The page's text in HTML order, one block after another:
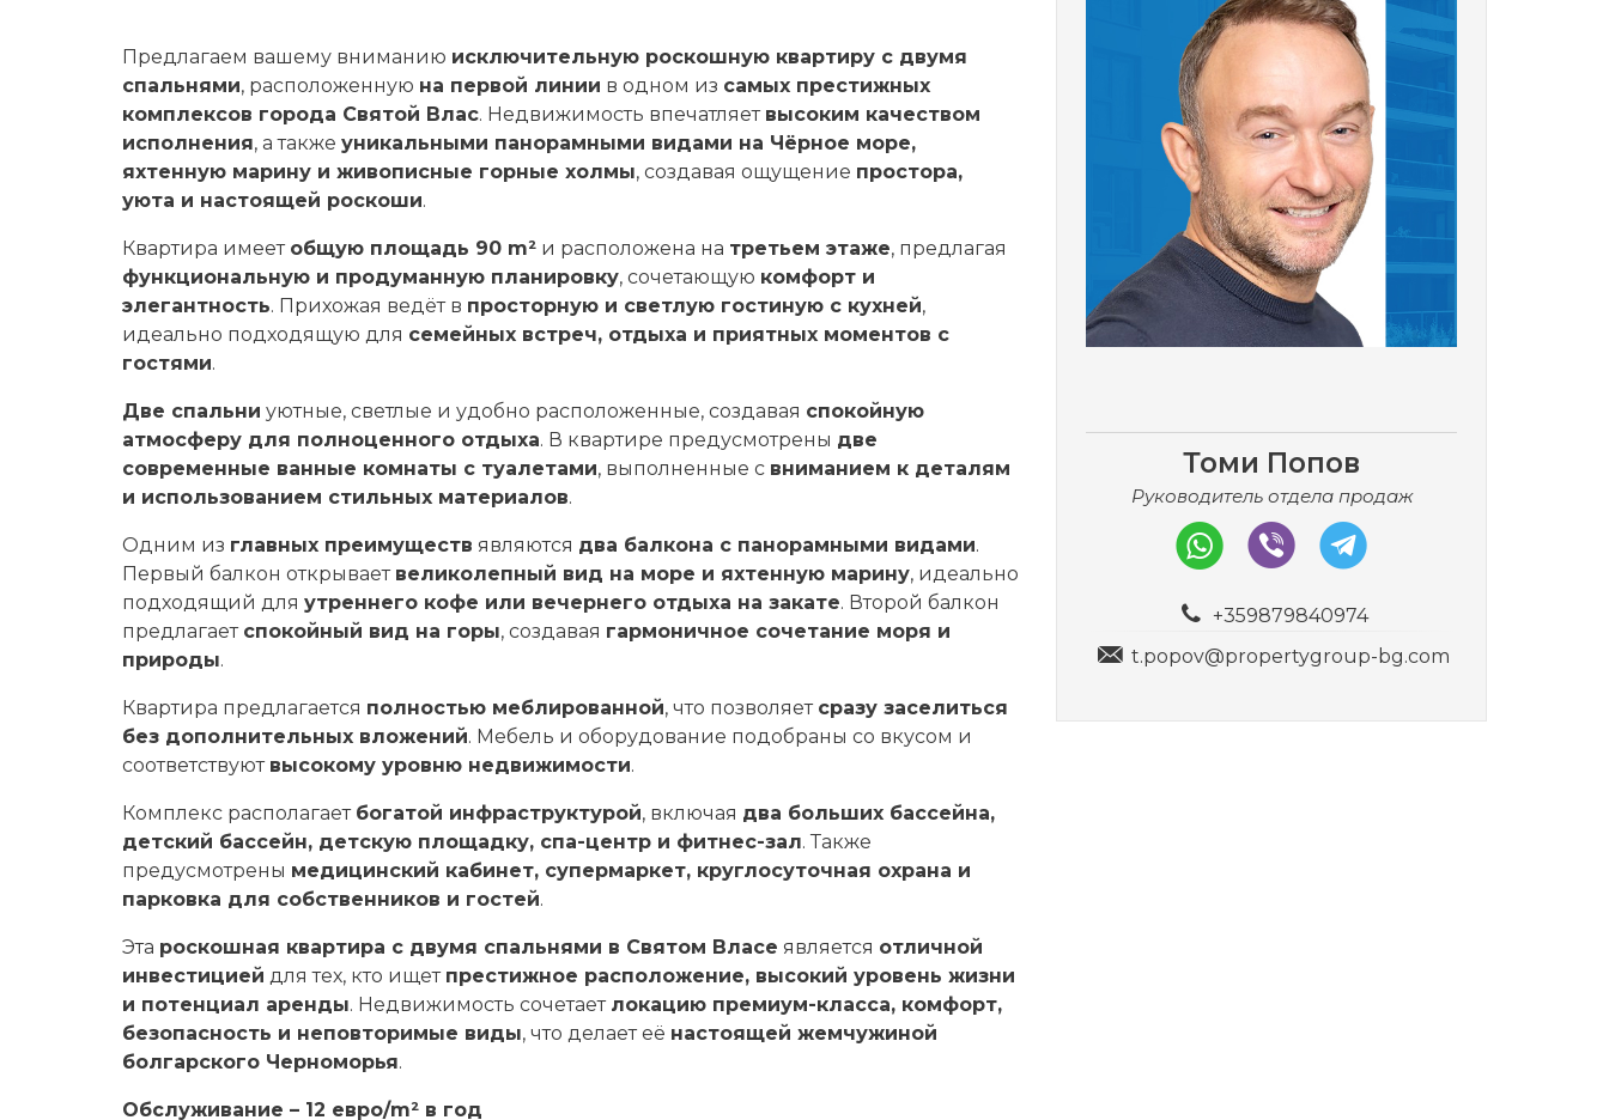
Предлагаем вашему вниманию исключительную роскошную квартиру с двумя
спальнями, расположенную на первой линии в одном из самых престижных
комплексов города Святой Влас. Недвижимость впечатляет высоким качеством
исполнения, а также уникальными панорамными видами на Чёрное море,
яхтенную марину и живописные горные холмы, создавая ощущение простора,
уюта и настоящей роскоши.
Квартира имеет общую площадь 90 m² и расположена на третьем этаже, предлагая
функциональную и продуманную планировку, сочетающую комфорт и
элегантность. Прихожая ведёт в просторную и светлую гостиную с кухней,
идеально подходящую для семейных встреч, отдыха и приятных моментов с
гостями.
Две спальни уютные, светлые и удобно расположенные, создавая спокойную
атмосферу для полноценного отдыха. В квартире предусмотрены две
современные ванные комнаты с туалетами, выполненные с вниманием к деталям
и использованием стильных материалов.
Одним из главных преимуществ являются два балкона с панорамными видами.
Первый балкон открывает великолепный вид на море и яхтенную марину, идеально
подходящий для утреннего кофе или вечернего отдыха на закате. Второй балкон
предлагает спокойный вид на горы, создавая гармоничное сочетание моря и
природы.
Квартира предлагается полностью меблированной, что позволяет сразу заселиться
без дополнительных вложений. Мебель и оборудование подобраны со вкусом и
соответствуют высокому уровню недвижимости.
Комплекс располагает богатой инфраструктурой, включая два больших бассейна,
детский бассейн, детскую площадку, спа-центр и фитнес-зал. Также
предусмотрены медицинский кабинет, супермаркет, круглосуточная охрана и
парковка для собственников и гостей.
Эта роскошная квартира с двумя спальнями в Святом Власе является отличной
инвестицией для тех, кто ищет престижное расположение, высокий уровень жизни
и потенциал аренды. Недвижимость сочетает локацию премиум-класса, комфорт,
безопасность и неповторимые виды, что делает её настоящей жемчужиной
болгарского Черноморья.
Обслуживание – 12 евро/m² в год
Томи Попов
Руководитель отдела продаж
+359879840974
t.popov@propertygroup-bg.com